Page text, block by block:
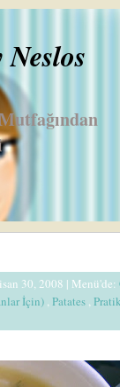
30, 2008 | Menü'de:
İçin) ,Patates ,